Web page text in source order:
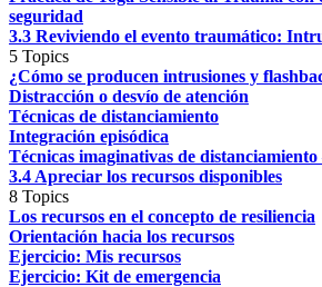
seguridad
3.3 Reviviendo el evento traumático:
5 Topics
¿Cómo se producen intrusiones y
Distracción o desvío de atención
Técnicas de distanciamiento
Integración episódica
Técnicas imaginativas de
3.4 Apreciar los recursos disponibles
8 Topics
Los recursos en el concepto de resiliencia
Orientación hacia los recursos
Ejercicio: Mis recursos
Ejercicio: Kit de emergencia